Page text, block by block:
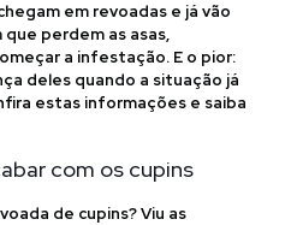
em revoadas e já vão
perdem as asas,
a infestação. E o pior:
deles quando a situação já
estas informações e saiba
com os cupins
de cupins? Viu as